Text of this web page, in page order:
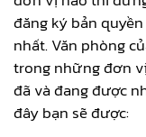
đăng ký bản
nhất. Văn phòng
trong những đơn
đã và đang được
đây bạn sẽ được: